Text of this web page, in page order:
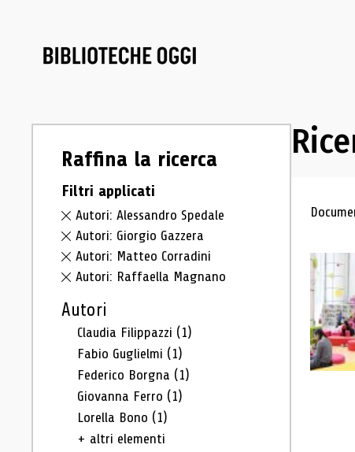
Raffina la ricerca
Filtri applicati
Autori: Alessandro Spedale
Autori: Giorgio Gazzera
Autori: Matteo Corradini
Autori: Raffaella Magnano
Autori
Claudia Filippazzi (1)
Fabio Guglielmi (1)
Federico Borgna (1)
Giovanna Ferro (1)
Lorella Bono (1)
+ altri elementi